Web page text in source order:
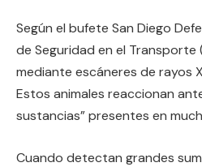
Según el bufete San Diego
de Seguridad en el
mediante escáneres de rayos
Estos animales reaccionan
sustancias” presentes en
Cuando detectan grandes